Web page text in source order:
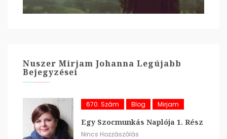
Nuszer Mirjam Johanna Legújabb
Bejegyzései
670. Szám Blog Mirjam
Egy Szocmunkás Naplója 1. Rész
Nincs Hozzászólás